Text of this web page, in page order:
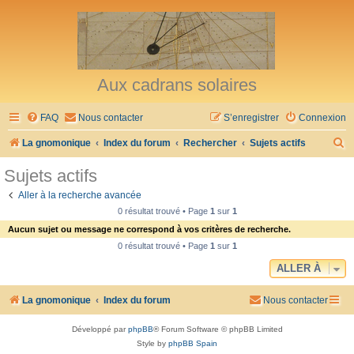
Aux cadrans solaires
FAQ Nous contacter Connexion
S’enregistrer
La gnomonique Index du forum Rechercher Sujets actifs
h
Sujets actifs
Aller à la recherche avancée
0 résultat trouvé • Page 1sur 1
Aucun sujet ou message ne correspond à vos critères de recherche.
0 résultat trouvé • Page 1sur 1
ALLER À
La gnomonique Index du forum Nous contacter
Développé parphpBB® Forum Software © phpBB Limited
Style by phpBB Spain